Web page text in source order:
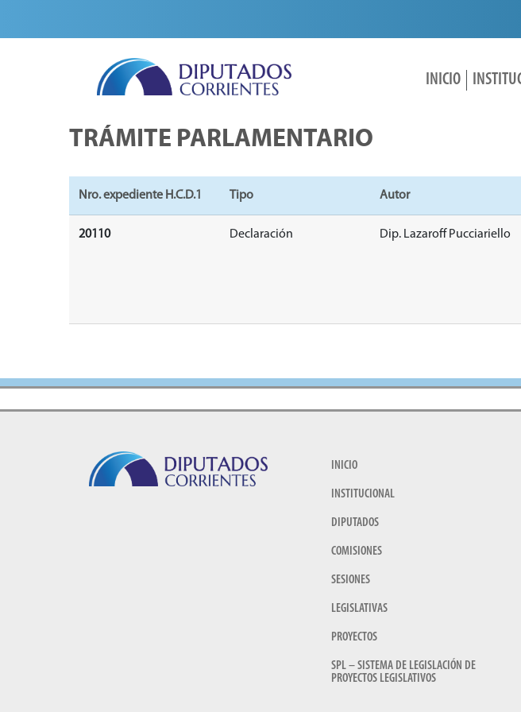
INICIO
TRÁMITE PARLAMENTARIO
Nro. expediente H.C.D.1 Tipo Autor
20110 Declaración Dip. Lazaroff Pucciariello
INICIO
INSTITUCIONAL
DIPUTADOS
COMISIONES
SESIONES
LEGISLATIVAS
PROYECTOS
SPL – SISTEMA DE LEGISLACIÓN DE
PROYECTOS LEGISLATIVOS